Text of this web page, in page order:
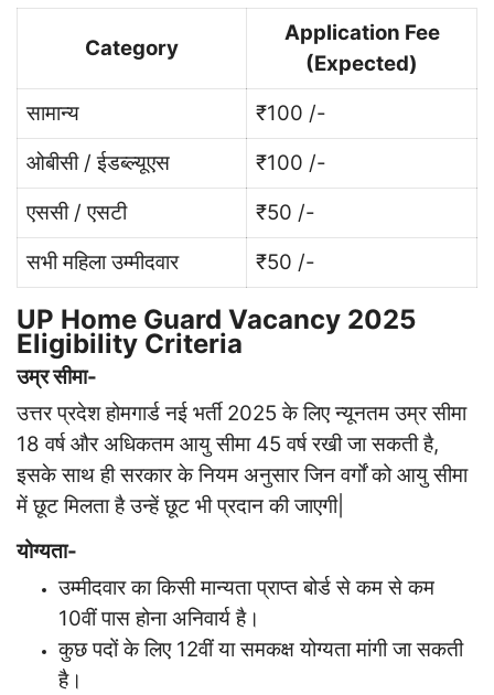
Category
Application Fee
(Expected)
सामान्य
₹100 /-
ओबीसी / ईडब्ल्यूएस
₹100 /-
एससी / एसटी
₹50 /-
सभी महिला उम्मीदवार
₹50 /-
UP Home Guard Vacancy 2025
Eligibility Criteria
उम्र सीमा-
उत्तर प्रदेश होमगार्ड नई भर्ती 2025 के लिए न्यूनतम उम्र सीमा
18 वर्ष और अधिकतम आयु सीमा 45 वर्ष रखी जा सकती है,
इसके साथ ही सरकार के नियम अनुसार जिन वर्गों को आयु सीमा
में छूट मिलता है उन्हें छूट भी प्रदान की जाएगी|
योग्यता-
उम्मीदवार का किसी मान्यता प्राप्त बोर्ड से कम से कम
10वीं पास होना अनिवार्य है।
कुछ पदों के लिए 12वीं या समकक्ष योग्यता मांगी जा सकती
है।